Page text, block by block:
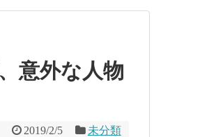
意外な人物
2019/2/5 未分類